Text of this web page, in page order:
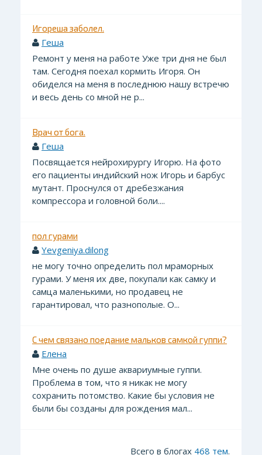
Игореша заболел.
Геша
Ремонт у меня на работе Уже три дня не был
там. Сегодня поехал кормить Игоря. Он
обиделся на меня в последнюю нашу встречю
и весь день со мной не р...
Врач от бога.
Геша
Посвящается нейрохирургу Игорю. На фото
его пациенты индийский нож Игорь и барбус
мутант. Проснулся от дребезжания
компрессора и головной боли....
пол гурами
Yevgeniya.dilong
не могу точно определить пол мраморных
гурами. У меня их две, покупали как самку и
самца маленькими, но продавец не
гарантировал, что разнополые. О...
С чем связано поедание мальков самкой гуппи?
Елена
Мне очень по душе аквариумные гуппи.
Проблема в том, что я никак не могу
сохранить потомство. Какие бы условия не
были бы созданы для рождения мал...
Всего в блогах 468 тем.